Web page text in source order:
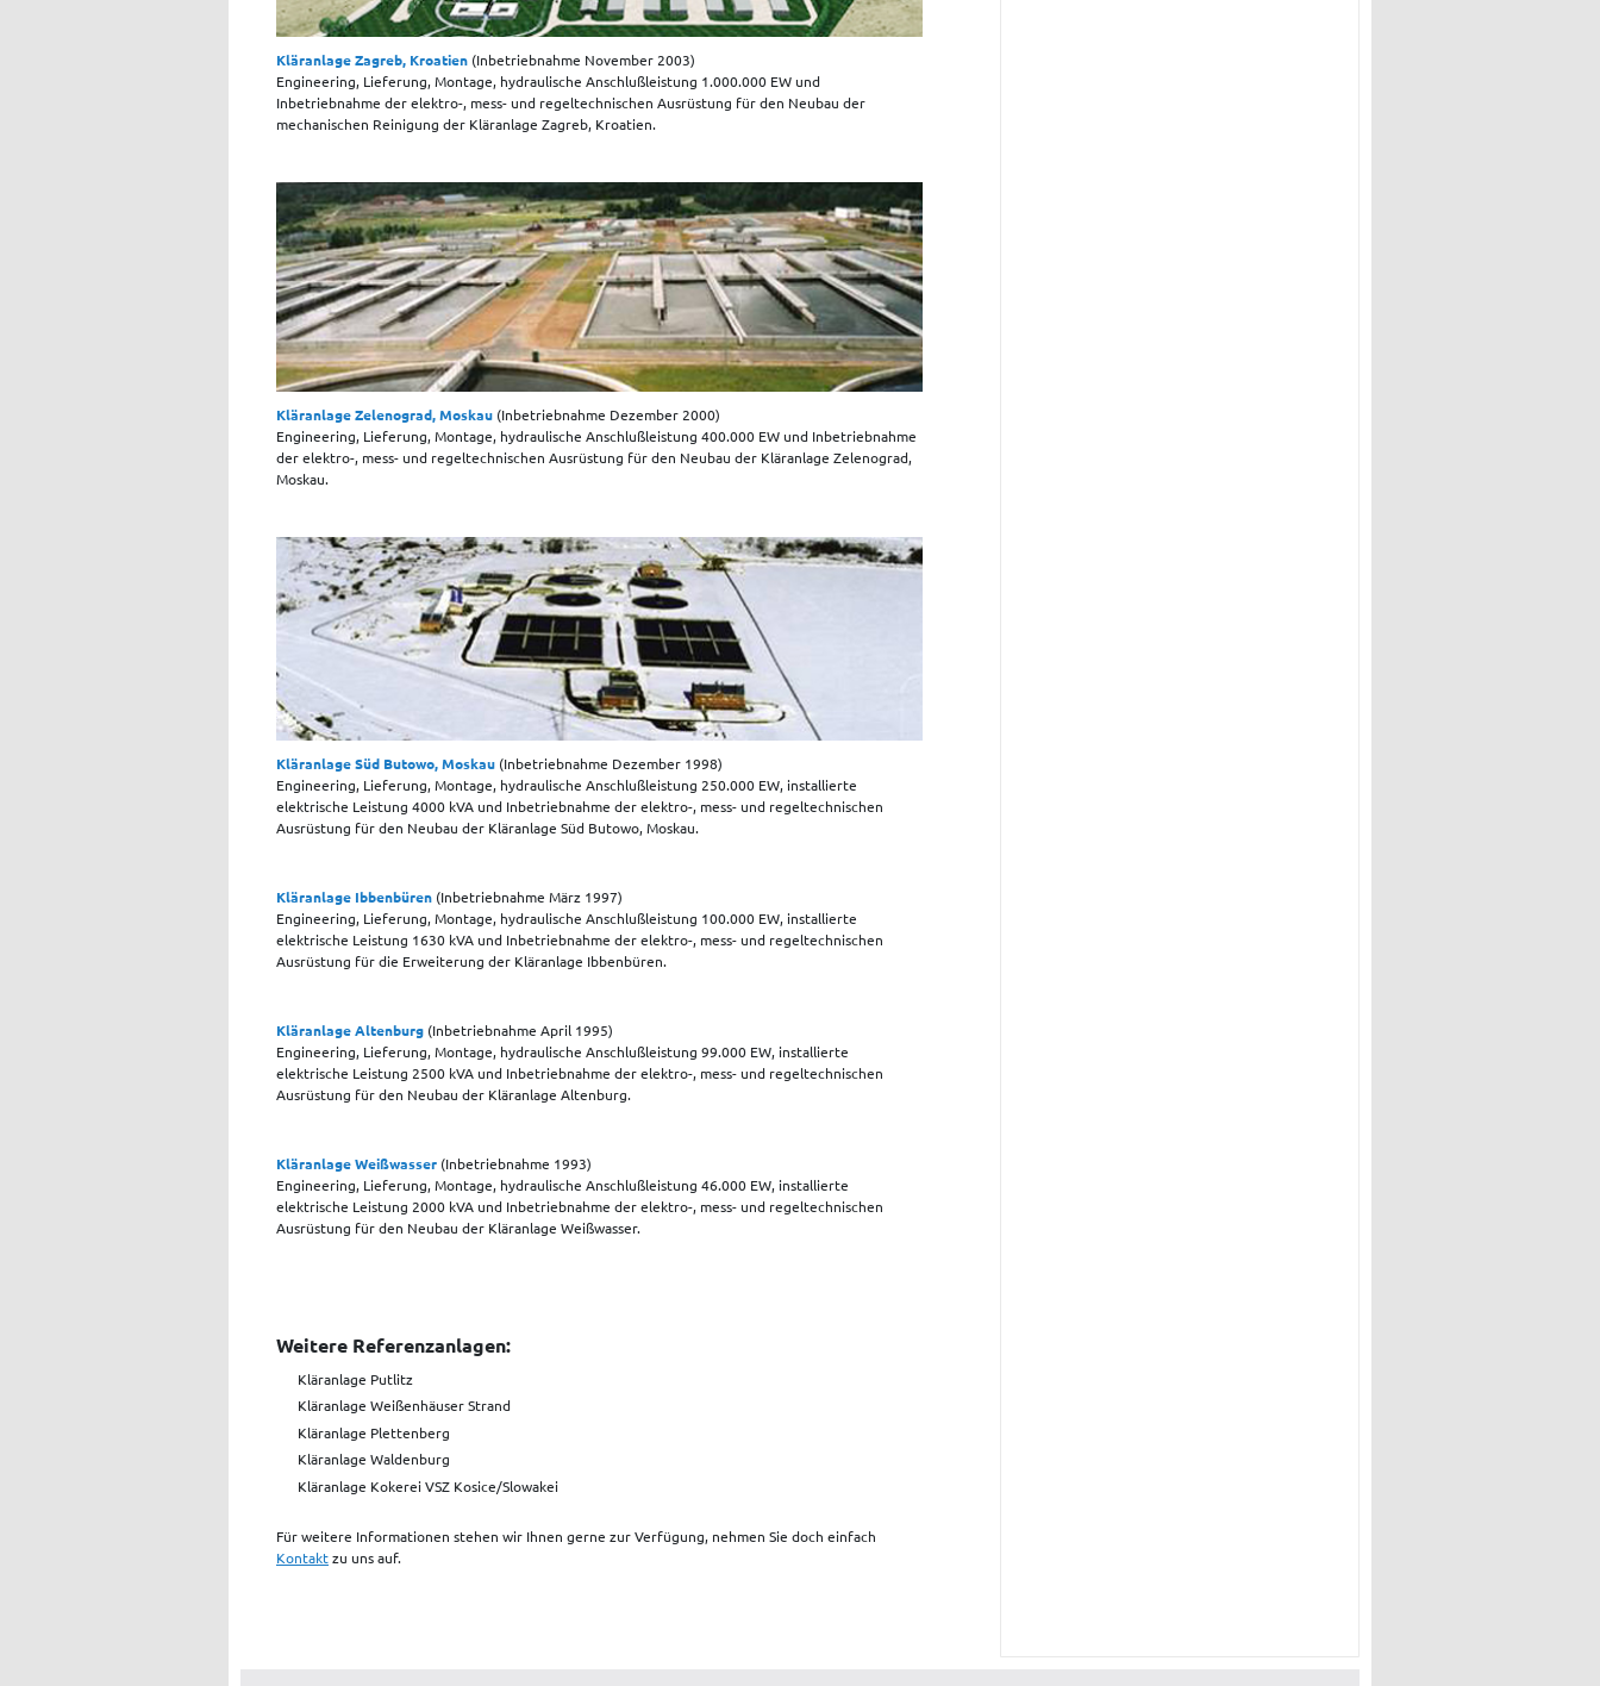
Kläranlage Zagreb, Kroatien (Inbetriebnahme November 2003)
Engineering, Lieferung, Montage, hydraulische Anschlußleistung 1.000.000 EW und
Inbetriebnahme der elektro-, mess- und regeltechnischen Ausrüstung für den Neubau der
mechanischen Reinigung der Kläranlage Zagreb, Kroatien.
Kläranlage Zelenograd, Moskau (Inbetriebnahme Dezember 2000)
Engineering, Lieferung, Montage, hydraulische Anschlußleistung 400.000 EW und Inbetriebnahme
der elektro-, mess- und regeltechnischen Ausrüstung für den Neubau der Kläranlage Zelenograd,
Moskau.
Kläranlage Süd Butowo, Moskau (Inbetriebnahme Dezember 1998)
Engineering, Lieferung, Montage, hydraulische Anschlußleistung 250.000 EW, installierte
elektrische Leistung 4000 kVA und Inbetriebnahme der elektro-, mess- und regeltechnischen
Ausrüstung für den Neubau der Kläranlage Süd Butowo, Moskau.
Kläranlage Ibbenbüren (Inbetriebnahme März 1997)
Engineering, Lieferung, Montage, hydraulische Anschlußleistung 100.000 EW, installierte
elektrische Leistung 1630 kVA und Inbetriebnahme der elektro-, mess- und regeltechnischen
Ausrüstung für die Erweiterung der Kläranlage Ibbenbüren.
Kläranlage Altenburg (Inbetriebnahme April 1995)
Engineering, Lieferung, Montage, hydraulische Anschlußleistung 99.000 EW, installierte
elektrische Leistung 2500 kVA und Inbetriebnahme der elektro-, mess- und regeltechnischen
Ausrüstung für den Neubau der Kläranlage Altenburg.
Kläranlage Weißwasser (Inbetriebnahme 1993)
Engineering, Lieferung, Montage, hydraulische Anschlußleistung 46.000 EW, installierte
elektrische Leistung 2000 kVA und Inbetriebnahme der elektro-, mess- und regeltechnischen
Ausrüstung für den Neubau der Kläranlage Weißwasser.
Weitere Referenzanlagen:
Kläranlage Putlitz
Kläranlage Weißenhäuser Strand
Kläranlage Plettenberg
Kläranlage Waldenburg
Kläranlage Kokerei VSZ Kosice/Slowakei
Für weitere Informationen stehen wir Ihnen gerne zur Verfügung, nehmen Sie doch einfach
Kontaktzu uns auf.